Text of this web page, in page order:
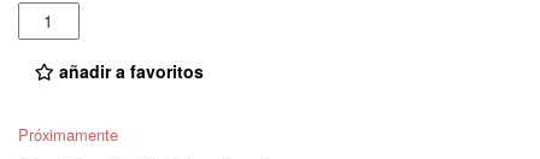
Cantidad
añadir a favoritos
Próximamente